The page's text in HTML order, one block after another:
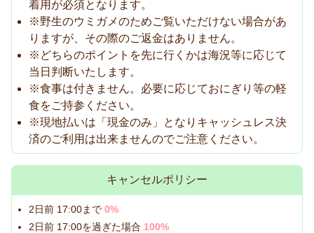
着用が必須となります。
※野生のウミガメのためご覧いただけない場合があ
りますが、その際のご返金はありません。
※どちらのポイントを先に行くかは海況等に応じて
当日判断いたします。
※食事は付きません。必要に応じておにぎり等の軽
食をご持参ください。
※現地払いは「現金のみ」となりキャッシュレス決
済のご利用は出来ませんのでご注意ください。
キャンセルポリシー
2日前 17:00まで 0%
2日前 17:00を過ぎた場合 100%